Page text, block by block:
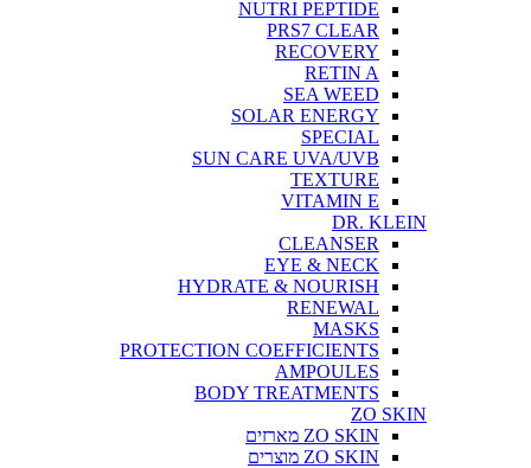
NUTRI PEPTIDE
PRS7 CLEAR
RECOVERY
RETIN A
SEA WEED
SOLAR ENERGY
SPECIAL
SUN CARE UVA/UVB
TEXTURE
VITAMIN E
DR. KLEIN
CLEANSER
EYE & NECK
HYDRATE & NOURISH
RENEWAL
MASKS
PROTECTION COEFFICIENTS
AMPOULES
BODY TREATMENTS
ZO SKIN
ZO SKIN מארזים
ZO SKIN מוצרים